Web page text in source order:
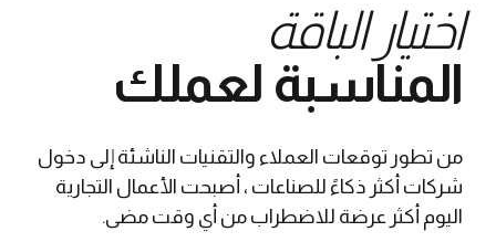
اختيار الباقة
المناسبة لعملك
من تطور توقعات العملاء والتقنيات الناشئة إلى دخول
شركات أكثر ذكاءً للصناعات ، أصبحت الأعمال التجارية
اليوم أكثر عرضة للاضطراب من أي وقت مضى.